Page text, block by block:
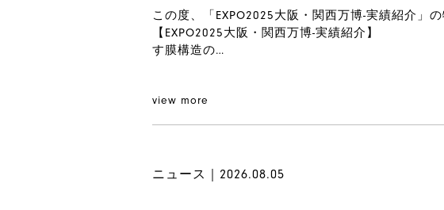
この度、「EXPO2025大阪・関西万博-実績紹介」
【EXPO2025大阪・関西万博-実績
す膜構造の…
view more
ニュース｜2026.08.05